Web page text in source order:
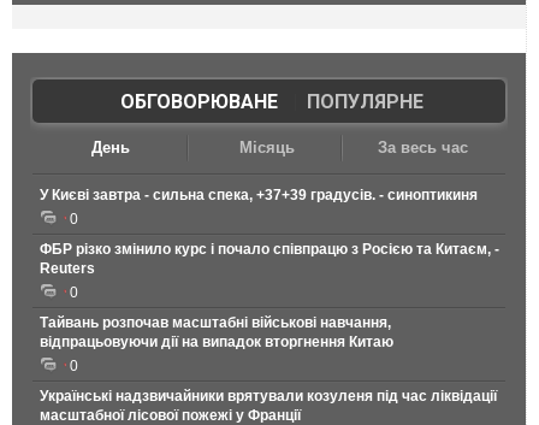
ОБГОВОРЮВАНЕ| ПОПУЛЯРНЕ
День Місяць За весь час
У Києві завтра - сильна спека, +37+39 градусів. - синоптикиня
0
ФБР різко змінило курс і почало співпрацю з Росією та Китаєм, -
Reuters
0
Тайвань розпочав масштабні військові навчання,
відпрацьовуючи дії на випадок вторгнення Китаю
0
Українські надзвичайники врятували козуленя під час ліквідації
масштабної лісової пожежі у Франції